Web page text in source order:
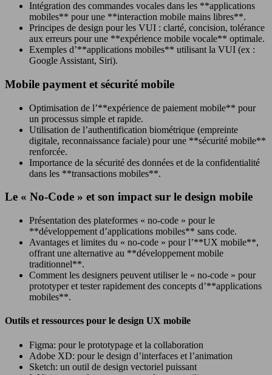
Intégration des commandes vocales dans les **applications
mobiles** pour une **interaction mobile mains libres**.
Principes de design pour les VUI : clarté, concision, tolérance
aux erreurs pour une **expérience mobile vocale** optimale.
Exemples d’**applications mobiles** utilisant la VUI (ex :
Google Assistant, Siri).
Mobile payment et sécurité mobile
Optimisation de l’**expérience de paiement mobile** pour
un processus simple et rapide.
Utilisation de l’authentification biométrique (empreinte
digitale, reconnaissance faciale) pour une **sécurité mobile**
renforcée.
Importance de la sécurité des données et de la confidentialité
dans les **transactions mobiles**.
Le « No-Code » et son impact sur le design mobile
Présentation des plateformes « no-code » pour le
**développement d’applications mobiles** sans code.
Avantages et limites du « no-code » pour l’**UX mobile**,
offrant une alternative au **développement mobile
traditionnel**.
Comment les designers peuvent utiliser le « no-code » pour
prototyper et tester rapidement des concepts d’**applications
mobiles**.
Outils et ressources pour le design UX mobile
Figma: pour le prototypage et la collaboration
Adobe XD: pour le design d’interfaces et l’animation
Sketch: un outil de design vectoriel puissant